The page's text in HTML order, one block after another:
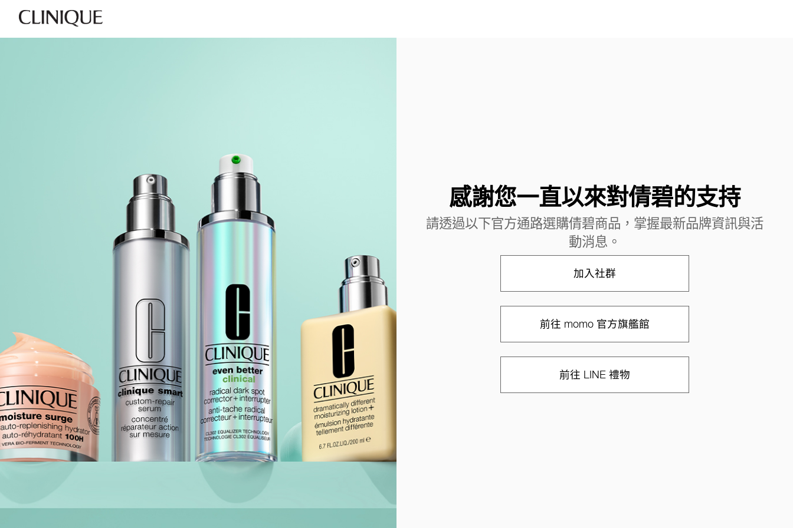
感謝您一直以來對倩碧的支持
請透過以下官方通路選購倩碧商品，掌握最新品牌資訊與活
動消息。
加入社群
前往 momo 官方旗艦館
前往 LINE 禮物